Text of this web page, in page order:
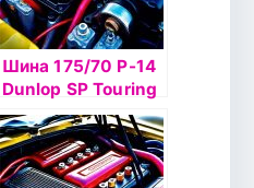
Шина 175/70 Р-14
Dunlop SP Touring
T1 84T б/к